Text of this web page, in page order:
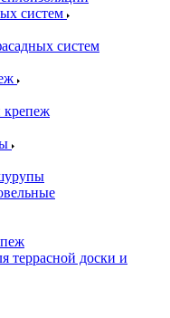
систем
систем
крепеж
террасной доски и